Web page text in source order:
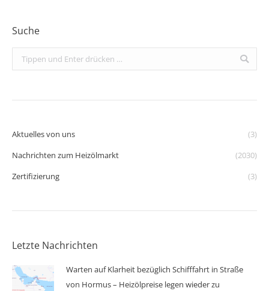
Suche
Search:
Aktuelles von uns
(3)
Nachrichten zum Heizölmarkt
(2030)
Zertifizierung
(3)
Letzte Nachrichten
Warten auf Klarheit bezüglich Schifffahrt in Straße
von Hormus – Heizölpreise legen wieder zu